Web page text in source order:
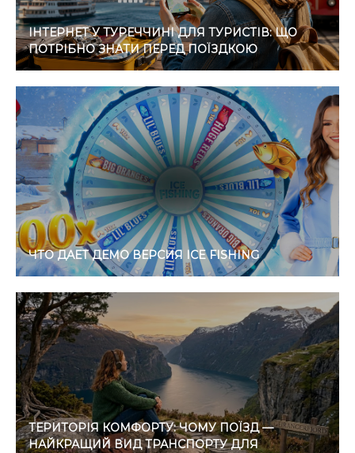
ІНТЕРНЕТ У ТУРЕЧЧИНІ ДЛЯ ТУРИСТІВ: ЩО
ПОТРІБНО ЗНАТИ ПЕРЕД ПОЇЗДКОЮ
ЧТО ДАЕТ ДЕМО ВЕРСИЯ ICE FISHING
ТЕРИТОРІЯ КОМФОРТУ: ЧОМУ ПОЇЗД —
НАЙКРАЩИЙ ВИД ТРАНСПОРТУ ДЛЯ